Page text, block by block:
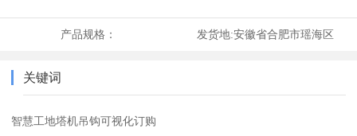
产品规格： 发货地:安徽省合肥市瑶海区
关键词
智慧工地塔机吊钩可视化订购